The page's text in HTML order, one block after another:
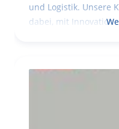
und Logistik. Unsere
dabei, mit